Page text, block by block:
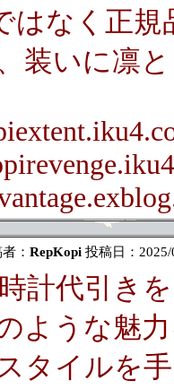
はなく正
装いに凛
： RepKopi投稿日：2025/
計代引き
ような魅
タイルを